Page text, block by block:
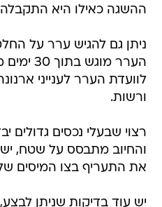
ההשגה כאילו היא
ניתן גם להגיש ערר על
הערר
לוועדת הערר לענייני
ורשות.
רצוי שבעלי נכסים גדולים
והחיוב מתבסס על שטח,
את התעריף בצו המיסים
יש עוד בדיקות שניתן